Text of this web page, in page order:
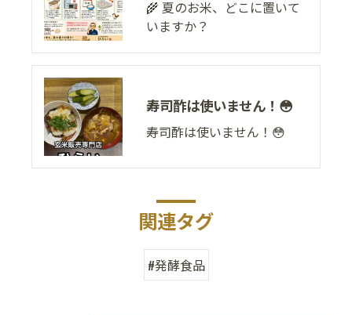
🌾 夏のお米、どこに置いて
いますか？
寿司酢は使いません！😳
寿司酢は使いません！😳
関連タグ
#発酵食品